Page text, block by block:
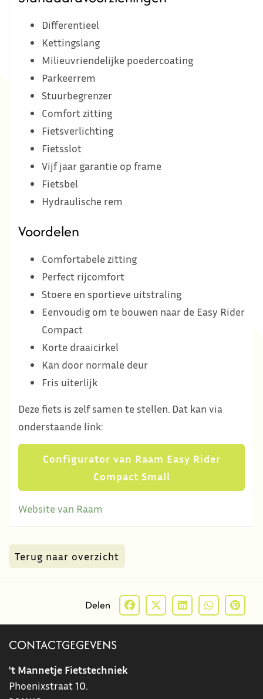
Differentieel
Kettingslang
Milieuvriendelijke poedercoating
Parkeerrem
Stuurbegrenzer
Comfort zitting
Fietsverlichting
Fietsslot
Vijf jaar garantie op frame
Fietsbel
Hydraulische rem
Voordelen
Comfortabele zitting
Perfect rijcomfort
Stoere en sportieve uitstraling
Eenvoudig om te bouwen naar de Easy Rider
Compact
Korte draaicirkel
Kan door normale deur
Fris uiterlijk
Deze fiets is zelf samen te stellen. Dat kan via
onderstaande link:
Configurator van Raam Easy Rider
Compact Small
Website van Raam
Terug naar overzicht
Delen
CONTACTGEGEVENS
't Mannetje Fietstechniek
Phoenixstraat 10.